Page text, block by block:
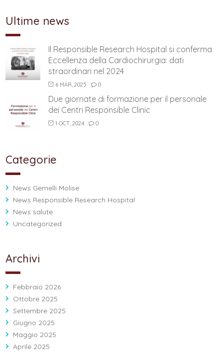
Ultime news
Il Responsible Research Hospital si conferma
Eccellenza della Cardiochirurgia: dati
straordinari nel 2024
6 MAR, 2025 0
Due giornate di formazione per il personale
dei Centri Responsible Clinic
1 OCT, 2024 0
Categorie
News Gemelli Molise
News Responsible Research Hospital
News salute
Uncategorized
Archivi
Febbraio 2026
Ottobre 2025
Settembre 2025
Giugno 2025
Maggio 2025
Aprile 2025